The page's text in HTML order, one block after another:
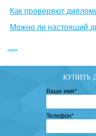
Как проверяют
Можно ли настоящий
.....
КУПИТЬ
Ваше имя*
Телефон*